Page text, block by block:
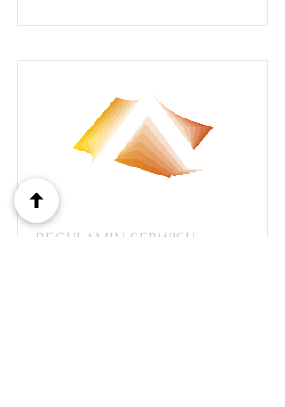
REGULAMIN SERWISU